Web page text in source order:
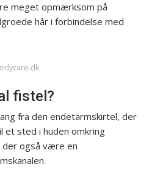
meget opmærksom på
hår i forbindelse med
fistel?
fra den endetarmskirtel, der
sted i huden omkring
der også være en